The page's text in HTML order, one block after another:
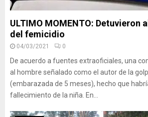
ULTIMO MOMENTO: Detuvieron
del femicidio
04/03/2021 0
De acuerdo a fuentes extraoficiales, una
al hombre señalado como el autor de la
(embarazada de 5 meses), hecho que
fallecimiento de la niña. En...